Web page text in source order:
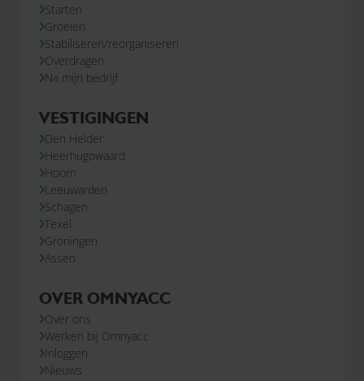
Starten
Groeien
Stabiliseren/reorganiseren
Overdragen
Na mijn bedrijf
VESTIGINGEN
Den Helder
Heerhugowaard
Hoorn
Leeuwarden
Schagen
Texel
Groningen
Assen
OVER OMNYACC
Over ons
Werken bij Omnyacc
Inloggen
Nieuws